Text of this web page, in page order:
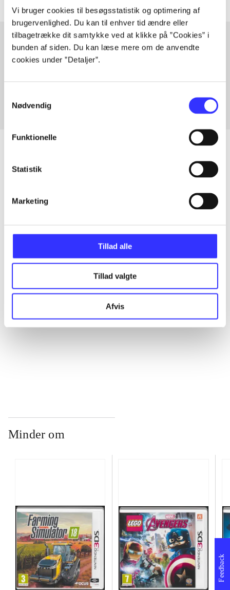
Vi bruger cookies til besøgsstatistik og optimering af
brugervenlighed. Du kan til enhver tid ændre eller
tilbagetrække dit samtykke ved at klikke på ”Cookies” i
bunden af siden. Du kan læse mere om de anvendte
cookies under ”Detaljer”.
Nødvendig
Funktionelle
Statistik
Marketing
Tillad alle
Tillad valgte
Afvis
Artikler med samme emner
...
...
Minder om
Feedback